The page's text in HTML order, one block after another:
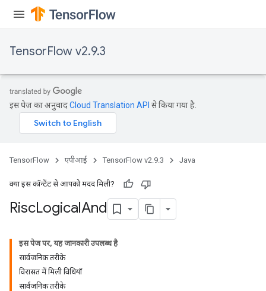
TensorFlow v2.9.3
इस पेज का अनुवादCloud Translation API से किया गया है.
TensorFlow एपीआई TensorFlow v2.9.3 Java
क्या इस कॉन्टेंट से आपको मदद मिली?
RiscLogicalAnd
इस पेज पर, यह जानकारी उपलब्ध है
सार्वजनिक तरीके
विरासत में मिली विधियाँ
सार्वजनिक तरीके